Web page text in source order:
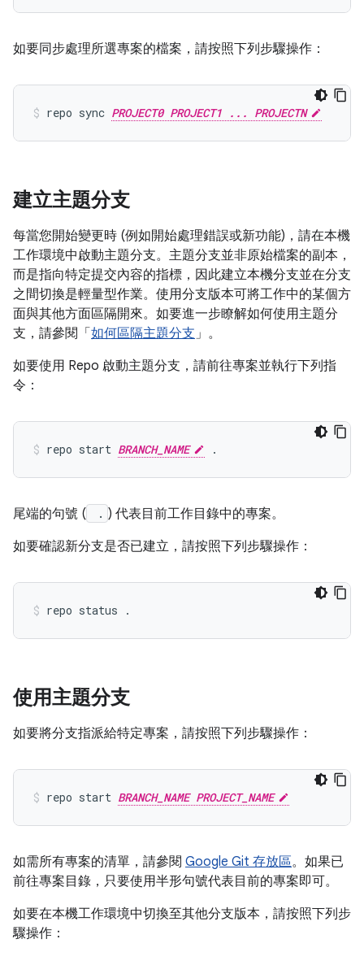
如要同步處理所選專案的檔案，請按照下列步驟操作：
repo sync PROJECT0 PROJECT1 ... PROJECTN
建立主題分支
每當您開始變更時 (例如開始處理錯誤或新功能)，請在本機
工作環境中啟動主題分支。主題分支並非原始檔案的副本，
而是指向特定提交內容的指標，因此建立本機分支並在分支
之間切換是輕量型作業。使用分支版本可將工作中的某個方
面與其他方面區隔開來。如要進一步瞭解如何使用主題分
支，請參閱「 如何區隔主題分支」。
如要使用 Repo 啟動主題分支，請前往專案並執行下列指
令：
repo start BRANCH_NAME
尾端的句號 ( . ) 代表目前工作目錄中的專案。
如要確認新分支是否已建立，請按照下列步驟操作：
使用主題分支
如要將分支指派給特定專案，請按照下列步驟操作：
repo start BRANCH_NAME PROJECT_NAME
如需所有專案的清單，請參閱 Google Git 存放區。如果已
前往專案目錄，只要使用半形句號代表目前的專案即可。
如要在本機工作環境中切換至其他分支版本，請按照下列步
驟操作：